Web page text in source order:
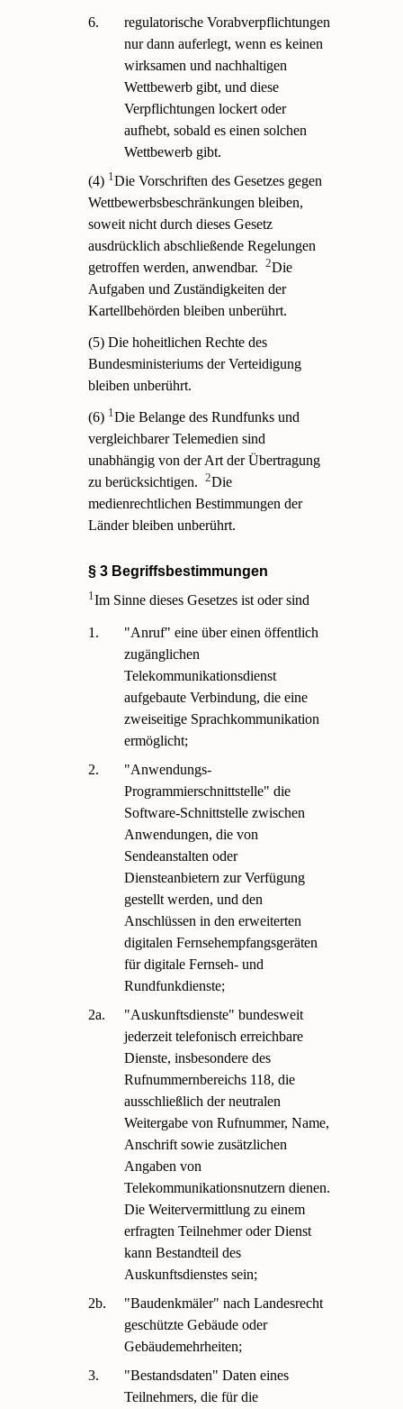
6.
regulatorische Vorabverpflichtungen
nur dann auferlegt, wenn es keinen
wirksamen und nachhaltigen
Wettbewerb gibt, und diese
Verpflichtungen lockert oder
aufhebt, sobald es einen solchen
Wettbewerb gibt.
(4) 1Die Vorschriften des Gesetzes gegen
Wettbewerbsbeschränkungen bleiben,
soweit nicht durch dieses Gesetz
ausdrücklich abschließende Regelungen
getroffen werden, anwendbar.
2Die
Aufgaben und Zuständigkeiten der
Kartellbehörden bleiben unberührt.
(5) Die hoheitlichen Rechte des
Bundesministeriums der Verteidigung
bleiben unberührt.
(6) 1Die Belange des Rundfunks und
vergleichbarer Telemedien sind
unabhängig von der Art der Übertragung
zu berücksichtigen.
2Die
medienrechtlichen Bestimmungen der
Länder bleiben unberührt.
§ 3 Begriffsbestimmungen
1Im Sinne dieses Gesetzes ist oder sind
1.
"Anruf" eine über einen öffentlich
zugänglichen
Telekommunikationsdienst
aufgebaute Verbindung, die eine
zweiseitige Sprachkommunikation
ermöglicht;
2.
"Anwendungs-
Programmierschnittstelle" die
Software-Schnittstelle zwischen
Anwendungen, die von
Sendeanstalten oder
Diensteanbietern zur Verfügung
gestellt werden, und den
Anschlüssen in den erweiterten
digitalen Fernsehempfangsgeräten
für digitale Fernseh- und
Rundfunkdienste;
2a.
"Auskunftsdienste" bundesweit
jederzeit telefonisch erreichbare
Dienste, insbesondere des
Rufnummernbereichs 118, die
ausschließlich der neutralen
Weitergabe von Rufnummer, Name,
Anschrift sowie zusätzlichen
Angaben von
Telekommunikationsnutzern dienen.
Die Weitervermittlung zu einem
erfragten Teilnehmer oder Dienst
kann Bestandteil des
Auskunftsdienstes sein;
2b.
"Baudenkmäler" nach Landesrecht
geschützte Gebäude oder
Gebäudemehrheiten;
3.
"Bestandsdaten" Daten eines
Teilnehmers, die für die